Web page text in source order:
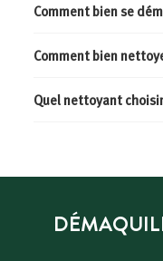
Comment bien se
Comment bien
Quel nettoyant